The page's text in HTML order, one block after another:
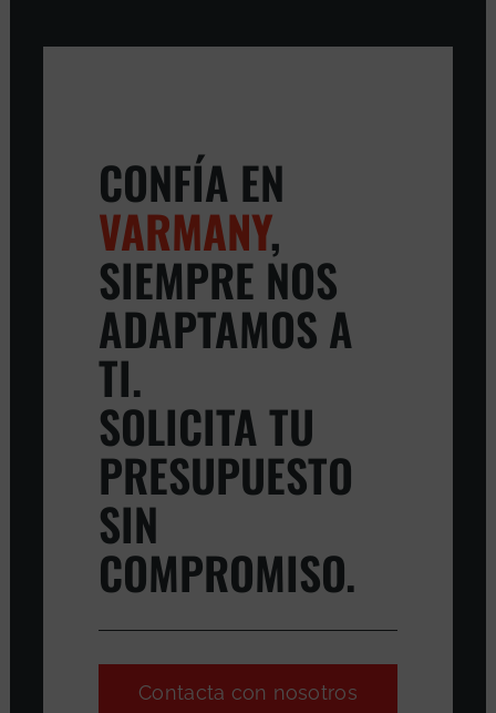
CONFÍA EN
VARMANY,
SIEMPRE NOS
ADAPTAMOS A
TI.
SOLICITA TU
PRESUPUESTO
SIN
COMPROMISO.
Contacta con nosotros